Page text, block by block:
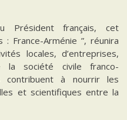
Président français, cet
France-Arménie ”, réunira
locales, d’entreprises,
la société civile franco-
contribuent à nourrir les
et scientifiques entre la